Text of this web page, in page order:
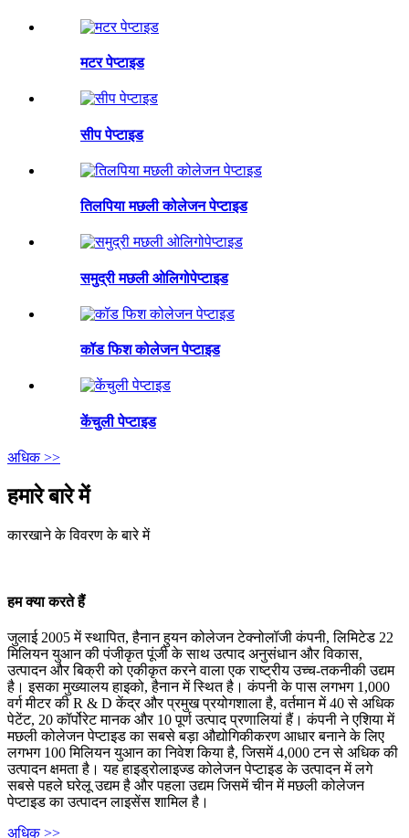
मटर पेप्टाइड
सीप पेप्टाइड
तिलपिया मछली कोलेजन पेप्टाइड
समुद्री मछली ओलिगोपेप्टाइड
कॉड फिश कोलेजन पेप्टाइड
केंचुली पेप्टाइड
अधिक >>
हमारे बारे में
कारखाने के विवरण के बारे में
हम क्या करते हैं
जुलाई 2005 में स्थापित, हैनान हुयन कोलेजन टेक्नोलॉजी कंपनी, लिमिटेड 22
मिलियन युआन की पंजीकृत पूंजी के साथ उत्पाद अनुसंधान और विकास,
उत्पादन और बिक्री को एकीकृत करने वाला एक राष्ट्रीय उच्च-तकनीकी उद्यम
है। इसका मुख्यालय हाइको, हैनान में स्थित है। कंपनी के पास लगभग 1,000
वर्ग मीटर की R & D केंद्र और प्रमुख प्रयोगशाला है, वर्तमान में 40 से अधिक
पेटेंट, 20 कॉर्पोरेट मानक और 10 पूर्ण उत्पाद प्रणालियां हैं। कंपनी ने एशिया में
मछली कोलेजन पेप्टाइड का सबसे बड़ा औद्योगिकीकरण आधार बनाने के लिए
लगभग 100 मिलियन युआन का निवेश किया है, जिसमें 4,000 टन से अधिक की
उत्पादन क्षमता है। यह हाइड्रोलाइज्ड कोलेजन पेप्टाइड के उत्पादन में लगे
सबसे पहले घरेलू उद्यम है और पहला उद्यम जिसमें चीन में मछली कोलेजन
पेप्टाइड का उत्पादन लाइसेंस शामिल है।
अधिक >>